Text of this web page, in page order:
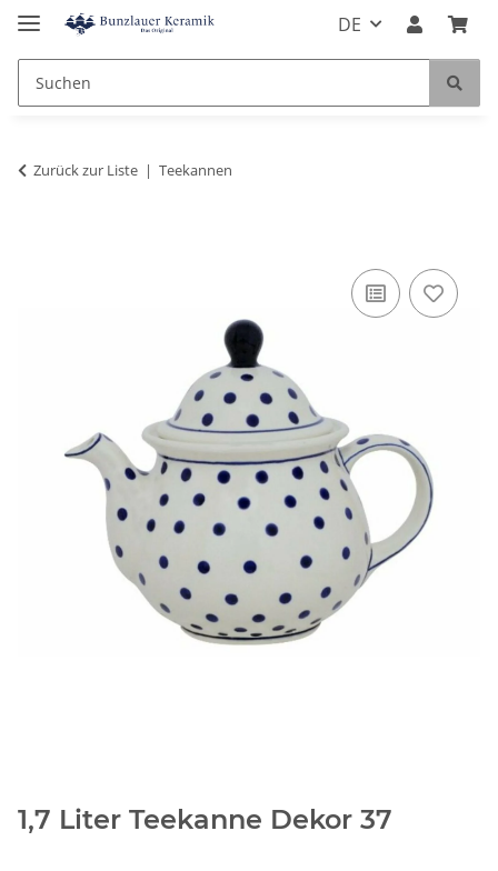
DE
Zurück zur Liste Teekannen
1,7 Liter Teekanne Dekor 37